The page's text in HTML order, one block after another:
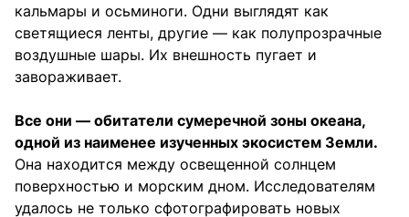
кальмары и осьминоги. Одни выглядят как
светящиеся ленты, другие — как полупрозрачные
воздушные шары. Их внешность пугает и
завораживает.
Все они — обитатели сумеречной зоны океана,
одной из наименее изученных экосистем Земли.
Она находится между освещенной солнцем
поверхностью и морским дном. Исследователям
удалось не только сфотографировать новых